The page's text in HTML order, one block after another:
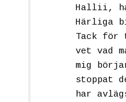
Hallii,
Härliga
Tack för
vet vad
mig
stoppat
har